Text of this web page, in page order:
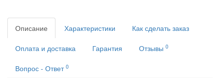
Описание Характеристики Как сделать заказ
Оплата и доставка Гарантия Отзывы 0
Вопрос - Ответ 0